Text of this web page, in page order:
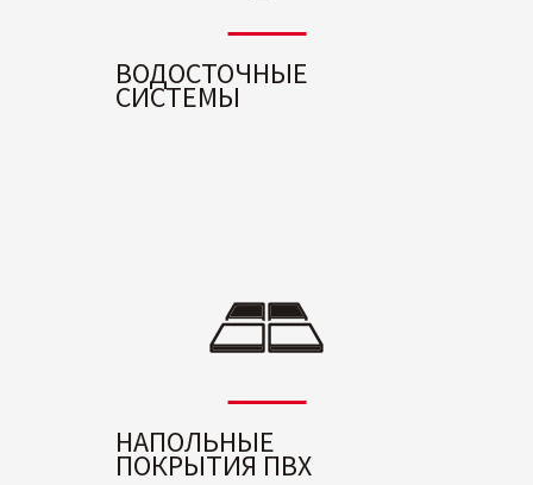
ВОДОСТОЧНЫЕ
СИСТЕМЫ
НАПОЛЬНЫЕ
ПОКРЫТИЯ ПВХ